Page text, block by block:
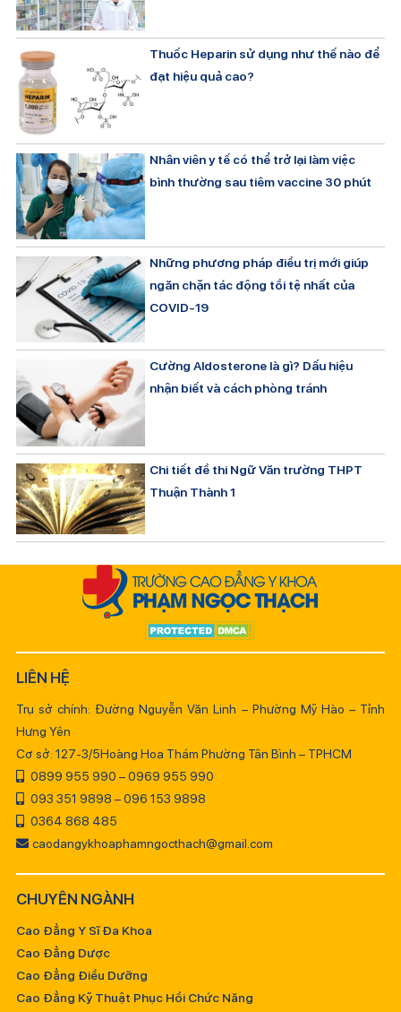
Thuốc Heparin sử dụng như thế nào để
đạt hiệu quả cao?
Nhân viên y tế có thể trở lại làm việc
bình thường sau tiêm vaccine 30 phút
Những phương pháp điều trị mới giúp
ngăn chặn tác động tồi tệ nhất của
COVID-19
Cường Aldosterone là gì? Dấu hiệu
nhận biết và cách phòng tránh
Chi tiết đề thi Ngữ Văn trường THPT
Thuận Thành 1
LIÊN HỆ
Trụ sở chính: Đường Nguyễn Văn Linh – Phường Mỹ Hào – Tỉnh
Hưng Yên
Cơ sở: 127-3/5Hoàng Hoa Thám Phường Tân Bình – TPHCM
0899 955 990 – 0969 955 990
093 351 9898 – 096 153 9898
0364 868 485
caodangykhoaphamngocthach@gmail.com
CHUYÊN NGÀNH
Cao Đẳng Y Sĩ Đa Khoa
Cao Đẳng Dược
Cao Đẳng Điều Dưỡng
Cao Đẳng Kỹ Thuật Phục Hồi Chức Năng